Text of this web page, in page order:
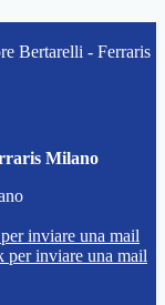
Bertarelli - Ferraris
Milano
inviare una mail
per inviare una mail